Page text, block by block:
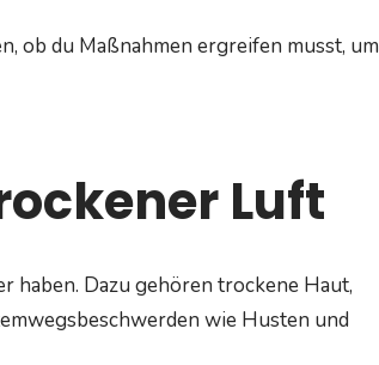
ob du Maßnahmen ergreifen musst, um
Luft
haben. Dazu gehören trockene Haut,
wie Husten und